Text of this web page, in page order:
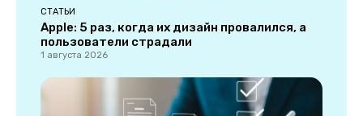
СТАТЬИ
Apple: 5 раз, когда их дизайн провалился, а
пользователи страдали
1 августа 2026